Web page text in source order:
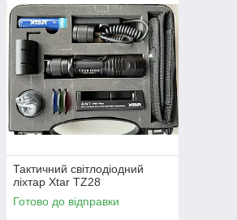
Тактичний світлодіодний
ліхтар Xtar TZ28
Готово до відправки